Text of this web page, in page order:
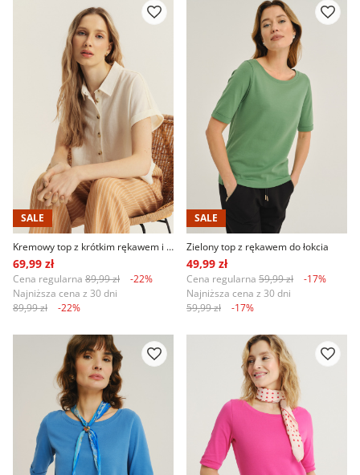
SALE
Kremowy top z krótkim rękawem i kołnierzykiem
69,99 zł
Cena regularna 89,99 zł
-22%
Najniższa cena z 30 dni
89,99 zł
-22%
SALE
Zielony top z rękawem do łokcia
49,99 zł
Cena regularna 59,99 zł
-17%
Najniższa cena z 30 dni
59,99 zł
-17%